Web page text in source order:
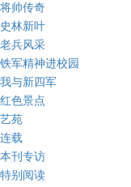
将帅传奇
史林新叶
老兵风采
铁军精神进校园
我与新四军
红色景点
艺苑
连载
本刊专访
特别阅读